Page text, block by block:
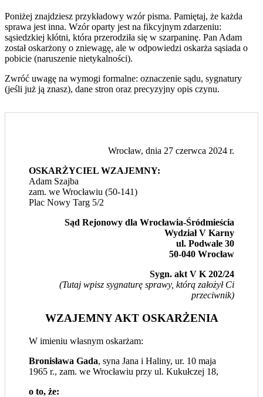
Poniżej znajdziesz przykładowy wzór pisma. Pamiętaj, że każda
sprawa jest inna. Wzór oparty jest na fikcyjnym zdarzeniu:
sąsiedzkiej kłótni, która przerodziła się w szarpaninę. Pan Adam
został oskarżony o zniewagę, ale w odpowiedzi oskarża sąsiada o
pobicie (naruszenie nietykalności).
Zwróć uwagę na wymogi formalne: oznaczenie sądu, sygnatury
(jeśli już ją znasz), dane stron oraz precyzyjny opis czynu.
Wrocław, dnia 27 czerwca 2024 r.
OSKARŻYCIEL WZAJEMNY:
Adam Szajba
zam. we Wrocławiu (50-141)
Plac Nowy Targ 5/2
Sąd Rejonowy dla Wrocławia-Śródmieścia
Wydział V Karny
ul. Podwale 30
50-040 Wrocław
Sygn. akt V K 202/24
(Tutaj wpisz sygnaturę sprawy, którą założył Ci
przeciwnik)
WZAJEMNY AKT OSKARŻENIA
W imieniu własnym oskarżam:
Bronisława Gada, syna Jana i Haliny, ur. 10 maja
1965 r., zam. we Wrocławiu przy ul. Kukułczej 18,
o to, że: